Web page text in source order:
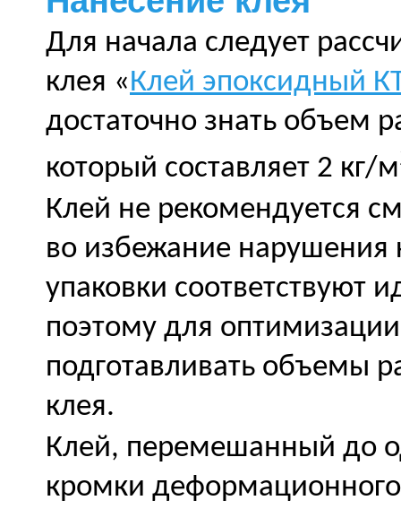
Для начала следует
клея «Клей эпоксидный
достаточно знать объем
который составляет 2 кг/м
Клей не рекомендуется
во избежание нарушения
упаковки соответствуют
поэтому для
подготавливать объемы
клея.
Клей, перемешанный до
кромки